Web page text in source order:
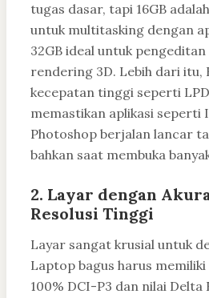
tugas dasar, tapi 16GB
untuk multitasking dengan
32GB ideal untuk
rendering 3D. Lebih dari itu,
kecepatan tinggi seperti
memastikan aplikasi
Photoshop berjalan lancar
bahkan saat membuka
2. Layar dengan
Resolusi Tinggi
Layar sangat krusial untuk
Laptop bagus harus
100% DCI-P3 dan nilai Delta